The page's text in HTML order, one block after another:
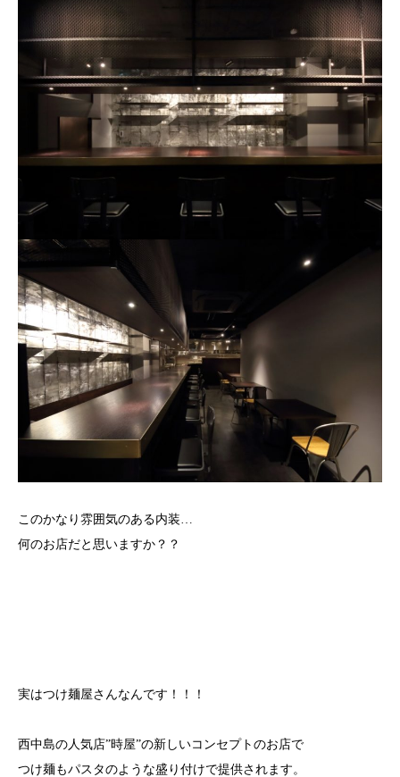
このかなり雰囲気のある内装…
何のお店だと思いますか？？
実はつけ麺屋さんなんです！！！
西中島の人気店”時屋”の新しいコンセプトのお店で
つけ麺もパスタのような盛り付けで提供されます。